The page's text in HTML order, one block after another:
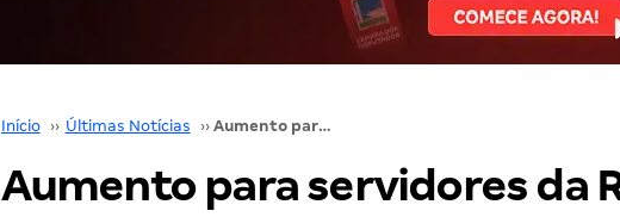
Início ›› Últimas Notícias ›› Aumento para servidores da Receita, Diplomatas e outras 7 categorias é sancionado pelo governo!
Aumento para servidores da